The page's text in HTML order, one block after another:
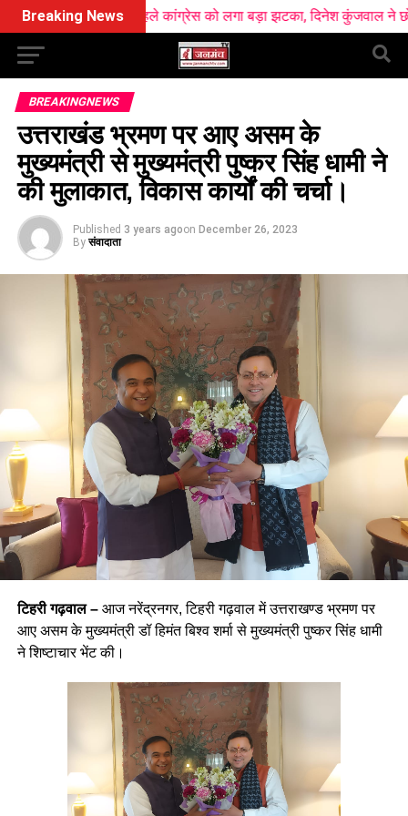
Breaking News
ठीक पहले कांग्रेस को लगा बड़ा झटका, दिनेश कुंजवाल ने छोड़ा हाथ का साथ
BREAKINGNEWS
उत्तराखंड भ्रमण पर आए असम के
मुख्यमंत्री से मुख्यमंत्री पुष्कर सिंह धामी ने
की मुलाकात, विकास कार्यों की चर्चा।
Published 3 years agoon December 26, 2023
By संवादाता
टिहरी गढ़वाल –आज नरेंद्रनगर, टिहरी गढ़वाल में उत्तराखण्ड भ्रमण पर
आए असम के मुख्यमंत्री डॉ हिमंत बिश्व शर्मा से मुख्यमंत्री पुष्कर सिंह धामी
ने शिष्टाचार भेंट की।